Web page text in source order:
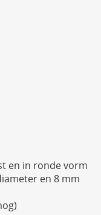
en in ronde vorm
en 8 mm